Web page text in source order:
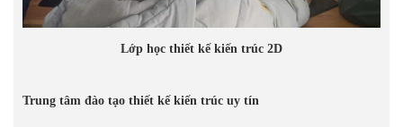
Lớp học thiết kế kiến trúc 2D
Trung tâm đào tạo thiết kế kiến trúc uy tín